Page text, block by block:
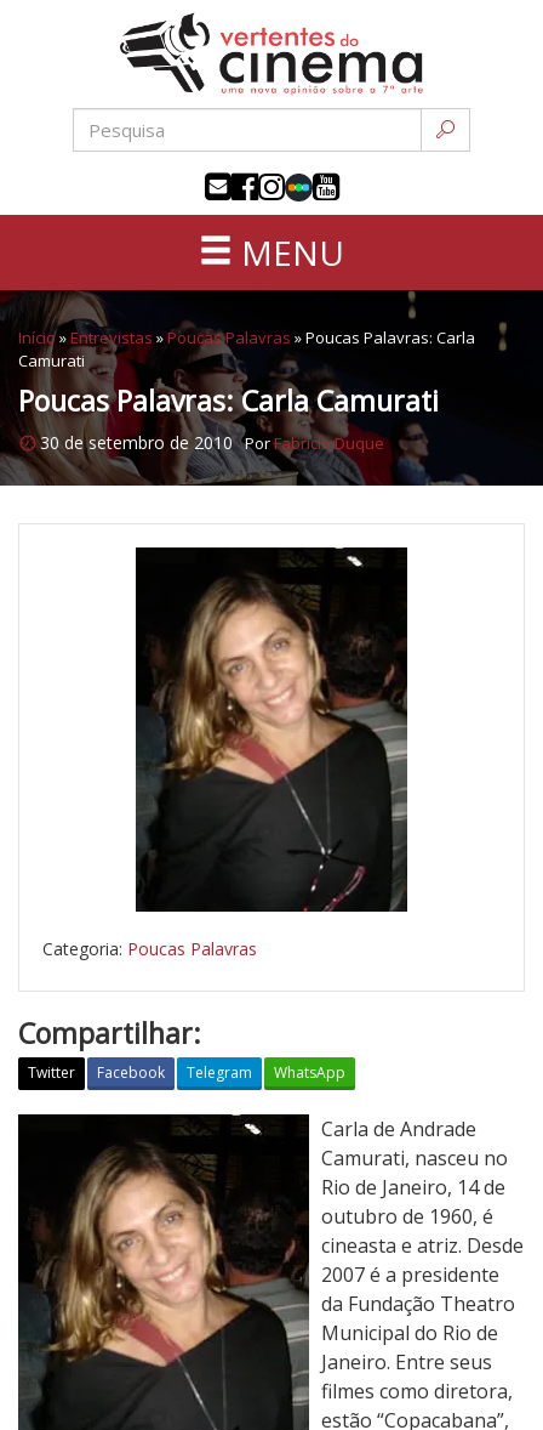
conteúdo
sétima
MENU
Início»Entrevistas »Poucas Palavras »Poucas Palavras: Carla
Camurati
Poucas Palavras: Carla Camurati
30 de setembro de 2010 PorFabricio Duque
Categoria: Poucas Palavras
Compartilhar:
Twitter Facebook Telegram WhatsApp
Carla de Andrade
Camurati, nasceu no
Rio de Janeiro, 14 de
outubro de 1960, é
cineasta e atriz. Desde
2007 é a presidente
da Fundação Theatro
Municipal do Rio de
Janeiro. Entre seus
filmes como diretora,
estão “Copacabana”,